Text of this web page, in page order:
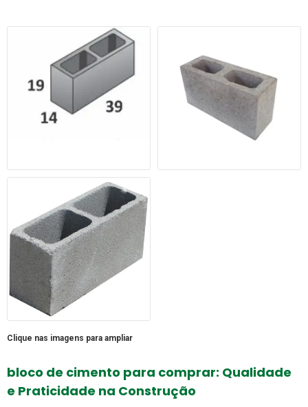
Clique nas imagens para ampliar
bloco de cimento para comprar: Qualidade
e Praticidade na Construção